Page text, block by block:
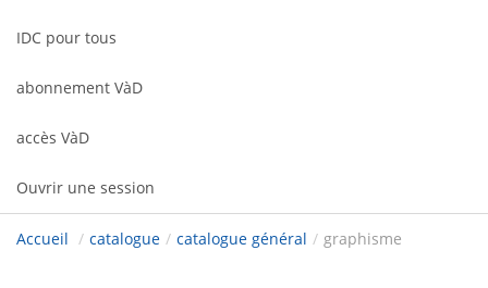
IDC pour tous
abonnement VàD
accès VàD
Ouvrir une session
Accueil / catalogue / catalogue général / graphisme